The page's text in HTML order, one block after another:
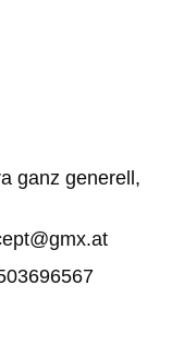
ganz generell,